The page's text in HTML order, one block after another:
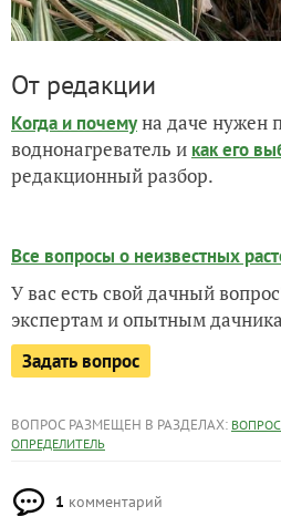
От редакции
Когда и почемуна даче нужен
воднонагреватель и как его
редакционный разбор.
Все вопросы о неизвестных
У вас есть свой дачный
экспертам и опытным
Задать вопрос
ВОПРОС РАЗМЕЩЕН В РАЗДЕЛАХ:
ОПРЕДЕЛИТЕЛЬ
1 комментарий